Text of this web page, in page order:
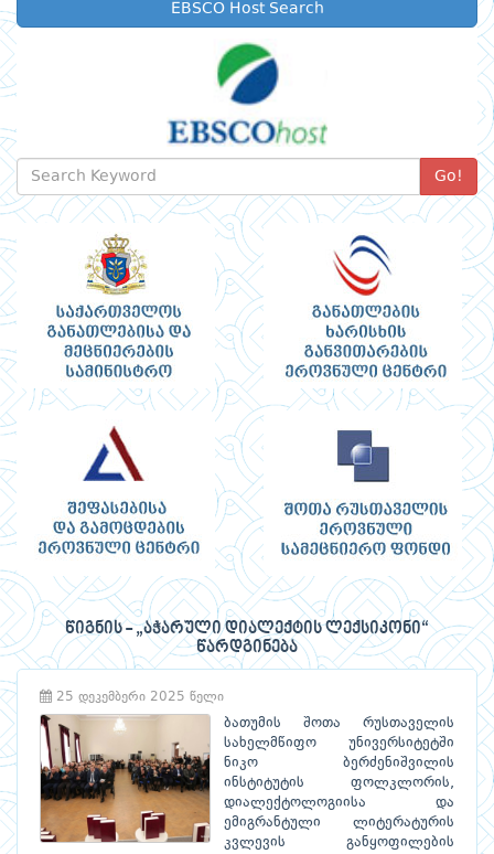
EBSCO Host Search
Go!
წიგნის - „აჭარული დიალექტის ლექსიკონი“
წარდგინება
25 დეკემბერი 2025 წელი
ბათუმის შოთა რუსთაველის
სახელმწიფო უნივერსიტეტში
ნიკო ბერძენიშვილის
ინსტიტუტის ფოლკლორის,
დიალექტოლოგიისა და
ემიგრანტული ლიტერატურის
კვლევის განყოფილების